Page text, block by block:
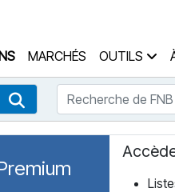
MARCHÉS OUTILS
Recherche de fonds
Recherche de FNB